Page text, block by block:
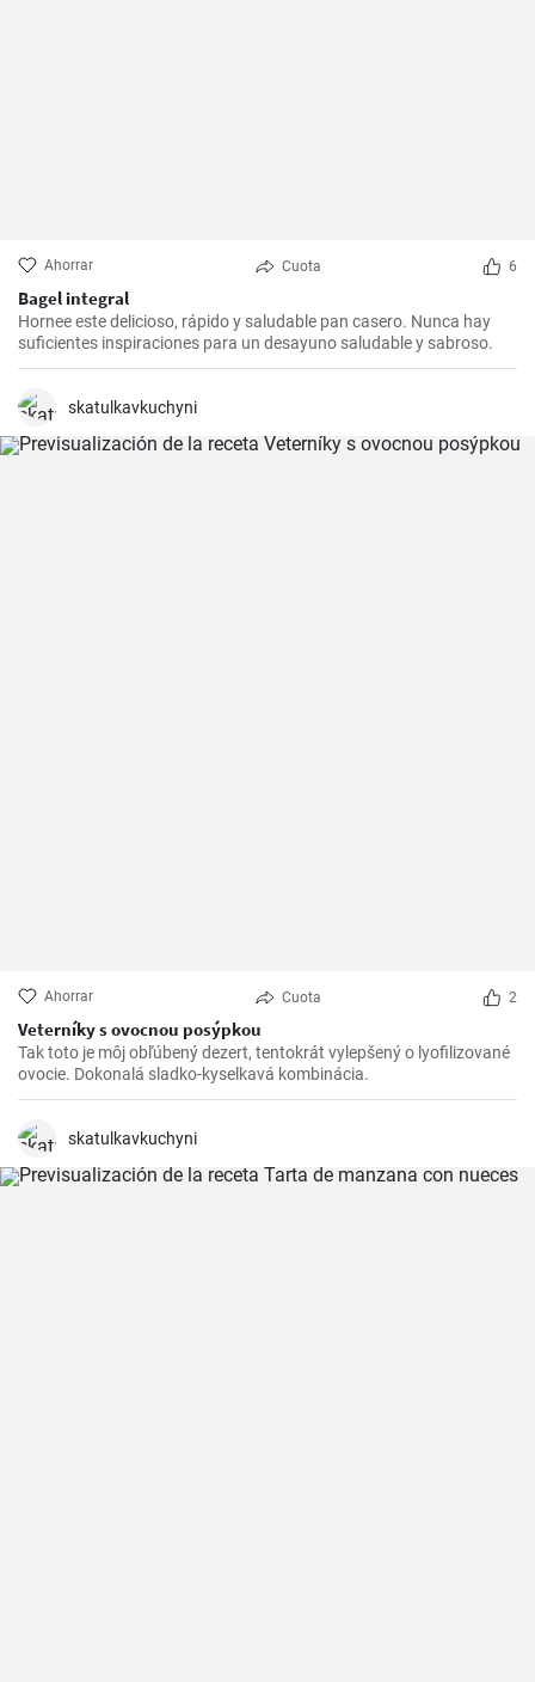
Ahorrar Cuota 6
Bagel integral
Hornee este delicioso, rápido y saludable pan casero. Nunca hay
suficientes inspiraciones para un desayuno saludable y sabroso.
skatulkavkuchyni
Ahorrar Cuota 2
Veterníky s ovocnou posýpkou
Tak toto je môj obľúbený dezert, tentokrát vylepšený o lyofilizované
ovocie. Dokonalá sladko-kyselkavá kombinácia.
skatulkavkuchyni